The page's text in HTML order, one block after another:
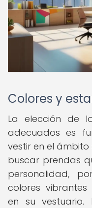
Colores y
La elección de
adecuados es
vestir en el ámbito
buscar prendas
personalidad,
colores
en su vestuario.